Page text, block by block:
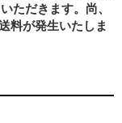
ただきます。尚、
料が発生いたしま